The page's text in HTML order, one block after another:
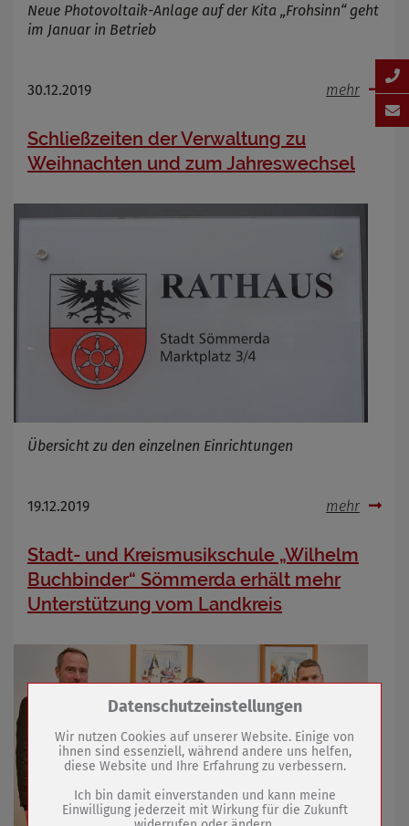
Neue Photovoltaik-Anlage auf der Kita „Frohsinn“ geht
im Januar in Betrieb
30.12.2019 mehr
Schließzeiten der Verwaltung zu
Weihnachten und zum Jahreswechsel
Übersicht zu den einzelnen Einrichtungen
19.12.2019 mehr
Stadt- und Kreismusikschule „Wilhelm
Buchbinder“ Sömmerda erhält mehr
Unterstützung vom Landkreis
Zum Betrieb der Seite notwendige Cookies /
Name
PHP Session Cookie
Anbieter
Eigentümer dieser Website (Wenko-
Wenselaar GmbH & Co. KG)
Datenschutzeinstellungen
Wir nutzen Cookies auf unserer Website. Einige von
ihnen sind essenziell, während andere uns helfen,
diese Website und Ihre Erfahrung zu verbessern.
Ich bin damit einverstanden und kann meine
Einwilligung jederzeit mit Wirkung für die Zukunft